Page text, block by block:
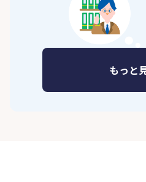
もっと